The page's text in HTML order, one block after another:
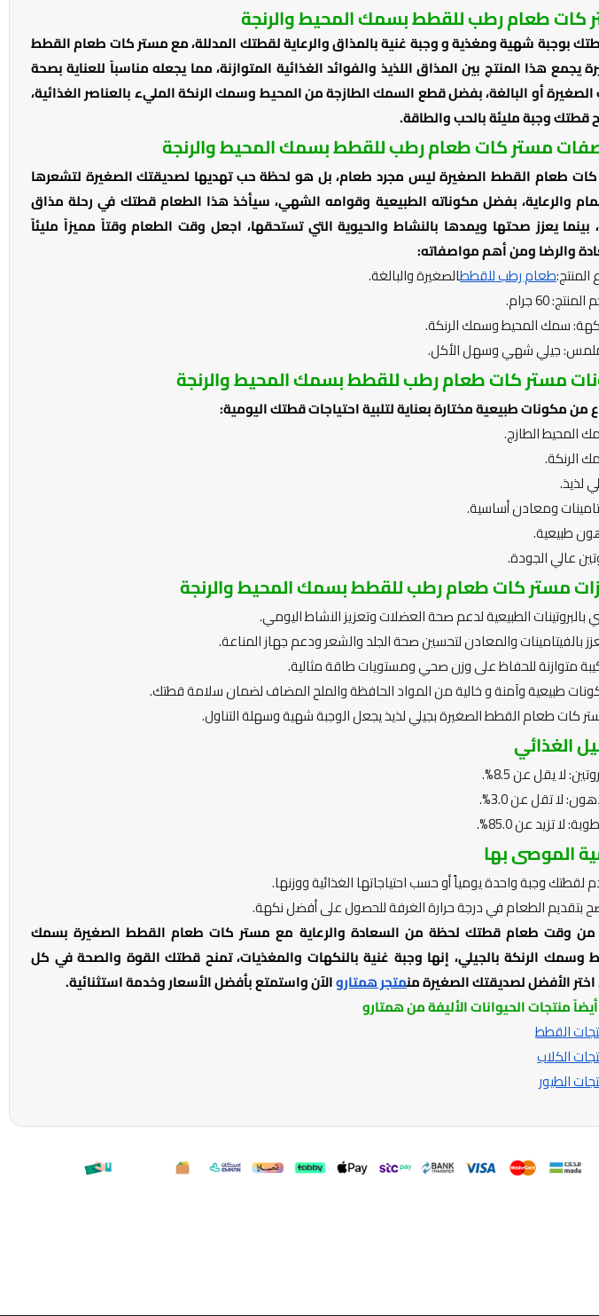
كات طعام رطب للقطط بسمك المحيط والرنجة
بوجبة شهية ومغذية و وجبة غنية بالمذاق والرعاية لقطتك المدللة، مع مستر كات طعام القطط
يجمع هذا المنتج بين المذاق اللذيذ والفوائد الغذائية المتوازنة، مما يجعله مناسباً للعناية بصحة
أو البالغة، بفضل قطع السمك الطازجة من المحيط وسمك الرنكة المليء بالعناصر الغذائية،
قطتك وجبة مليئة بالحب والطاقة.
مستر كات طعام رطب للقطط بسمك المحيط والرنجة
طعام القطط الصغيرة ليس مجرد طعام، بل هو لحظة حب تهديها لصديقتك الصغيرة لتشعرها
والرعاية، بفضل مكوناته الطبيعية وقوامه الشهي، سيأخذ هذا الطعام قطتك في رحلة مذاق
بينما يعزز صحتها ويمدها بالنشاط والحيوية التي تستحقها، اجعل وقت الطعام وقتاً مميزاً مليئاً
والرضا ومن أهم مواصفاته:
المنتج:طعام رطب للقططالصغيرة والبالغة.
60 جرام.
سمك المحيط وسمك الرنكة.
جيلي شهي وسهل الأكل.
مستر كات طعام رطب للقطط بسمك المحيط والرنجة
مكونات طبيعية مختارة بعناية لتلبية احتياجات قطتك اليومية:
المحيط الطازج.
الرنكة.
لذيذ.
ومعادن أساسية.
طبيعية.
عالي الجودة.
مستر كات طعام رطب للقطط بسمك المحيط والرنجة
بالبروتينات الطبيعية لدعم صحة العضلات وتعزيز النشاط اليومي.
بالفيتامينات والمعادن لتحسين صحة الجلد والشعر ودعم جهاز المناعة.
متوازنة للحفاظ على وزن صحي ومستويات طاقة مثالية.
طبيعية وآمنة و خالية من المواد الحافظة والملح المضاف لضمان سلامة قطتك.
كات طعام القطط الصغيرة بجيلي لذيذ يجعل الوجبة شهية وسهلة التناول.
الغذائي
لا يقل عن 8.5%.
لا تقل عن 3.0%.
لا تزيد عن 85.0%.
الموصى بها
لقطتك وجبة واحدة يومياً أو حسب احتياجاتها الغذائية ووزنها.
بتقديم الطعام في درجة حرارة الغرفة للحصول على أفضل نكهة.
وقت طعام قطتك لحظة من السعادة والرعاية مع مستر كات طعام القطط الصغيرة بسمك
وسمك الرنكة بالجيلي، إنها وجبة غنية بالنكهات والمغذيات، تمنح قطتك القوة والصحة في كل
الأفضل لصديقتك الصغيرة منمتجر همتاروالآن واستمتع بأفضل الأسعار وخدمة استثنائية.
منتجات الحيوانات الأليفة من همتارو
القطط
الكلاب
الطيور